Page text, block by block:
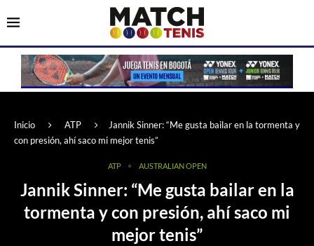
Inicio ATP
Jannik Sinner: “Me gusta bailar en la tormenta y
con presión, ahí saco mi mejor tenis”
ATP AUSTRALIAN OPEN
Jannik Sinner: “Me gusta bailar en la
tormenta y con presión, ahí saco mi
mejor tenis”